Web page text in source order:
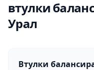
втулки
Урал
Втулки